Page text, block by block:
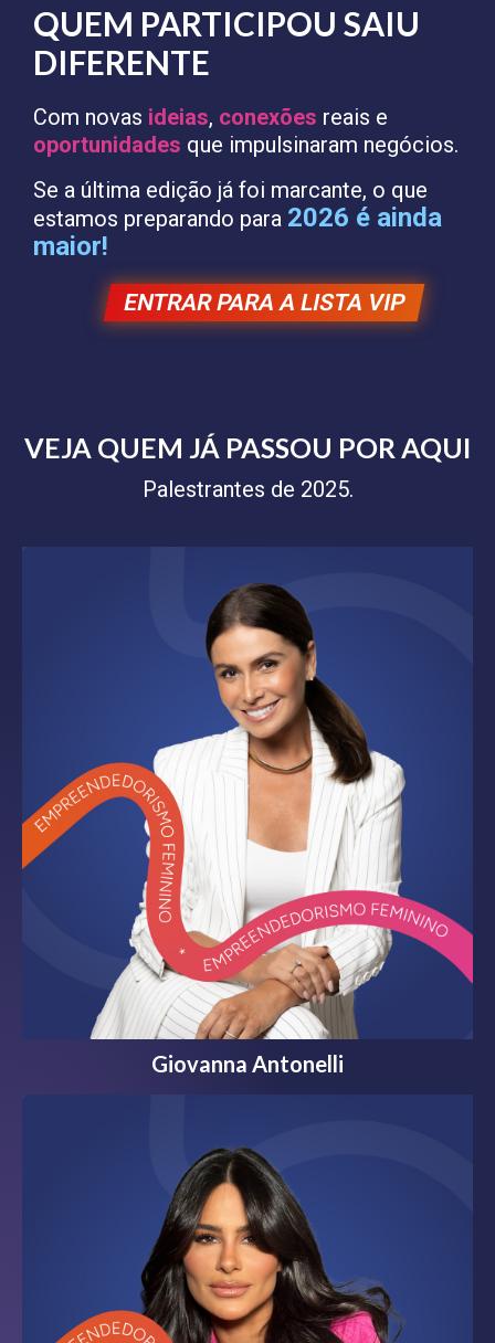
QUEM PARTICIPOU SAIU
DIFERENTE
Com novas ideias, conexões reais e
oportunidades que impulsinaram negócios.
Se a última edição já foi marcante, o que
estamos preparando para 2026 é ainda
maior!
ENTRAR PARA A LISTA VIP
VEJA QUEM JÁ PASSOU POR AQUI
Palestrantes de 2025.
Giovanna Antonelli